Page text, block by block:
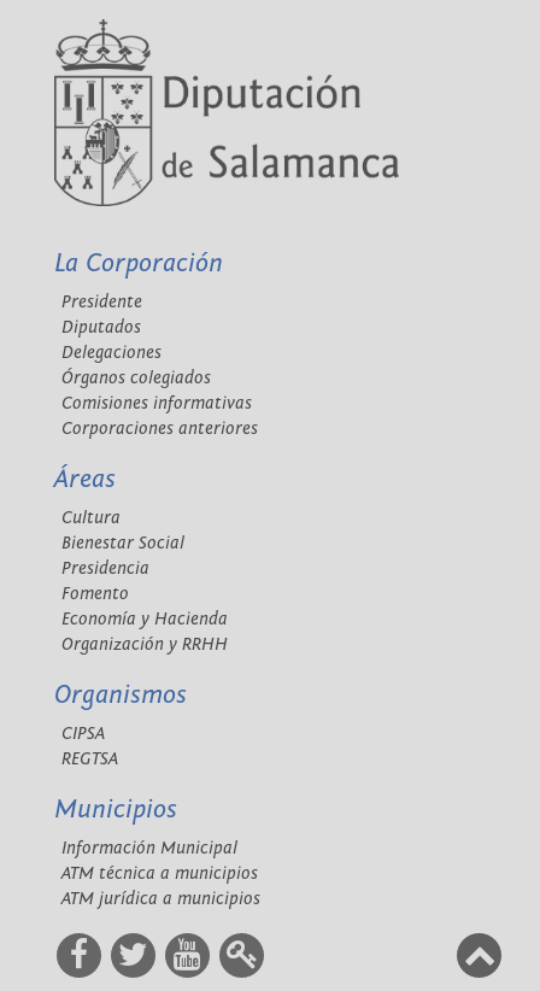
La Corporación
Presidente
Diputados
Delegaciones
Órganos colegiados
Comisiones informativas
Corporaciones anteriores
Áreas
Cultura
Bienestar Social
Presidencia
Fomento
Economía y Hacienda
Organización y RRHH
Organismos
CIPSA
REGTSA
Municipios
Información Municipal
ATM técnica a municipios
ATM jurídica a municipios